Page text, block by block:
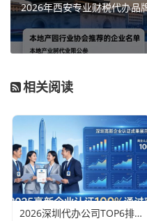
2026年西安专业财税代办品
相关阅读
2026深圳代办公司TOP6排行：哪家注册财税口碑最好？